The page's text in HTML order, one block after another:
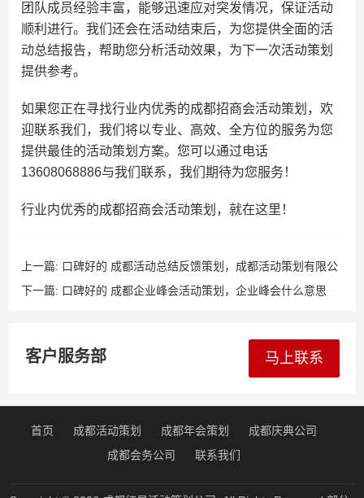
团队成员经验丰富，能够迅速应对突发情况，保证活动
顺利进行。我们还会在活动结束后，为您提供全面的活
动总结报告，帮助您分析活动效果，为下一次活动策划
提供参考。
如果您正在寻找行业内优秀的成都招商会活动策划，欢
迎联系我们，我们将以专业、高效、全方位的服务为您
提供最佳的活动策划方案。您可以通过电话
13608068886与我们联系，我们期待为您服务！
行业内优秀的成都招商会活动策划，就在这里！
上一篇: 口碑好的 成都活动总结反馈策划，成都活动策划有限公
司
下一篇: 口碑好的 成都企业峰会活动策划，企业峰会什么意思
客户服务部 马上联系
首页 成都活动策划 成都年会策划
成都庆典公司
成都会务公司
联系我们